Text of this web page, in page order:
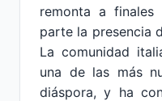
remonta a
parte la presencia
La comunidad
una de las más
diáspora, y ha